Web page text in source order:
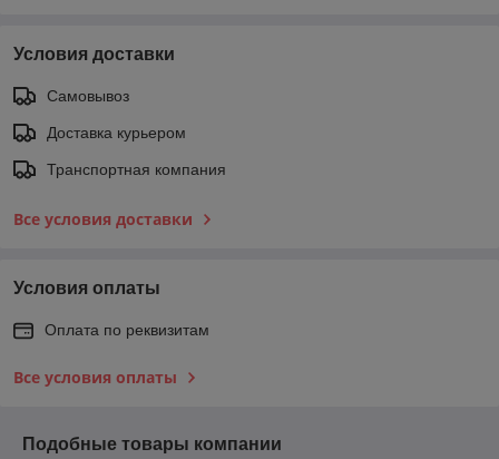
Условия доставки
Самовывоз
Доставка курьером
Транспортная компания
Все условия доставки
Условия оплаты
Оплата по реквизитам
Все условия оплаты
Подобные товары компании